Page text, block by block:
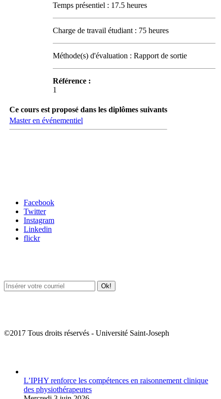
Temps présentiel : 17.5 heures
Charge de travail étudiant : 75 heures
Méthode(s) d'évaluation : Rapport de sortie
Référence :
1
Ce cours est proposé dans les diplômes suivants
Master en événementiel
Facebook
Twitter
Instagram
Linkedin
flickr
©2017 Tous droits réservés - Université Saint-Joseph
L’IPHY renforce les compétences en raisonnement clinique
des physiothérapeutes